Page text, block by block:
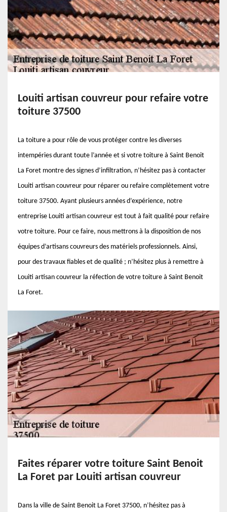
Louiti artisan couvreur pour refaire votre
toiture 37500
La toiture a pour rôle de vous protéger contre les diverses
intempéries durant toute l’année et si votre toiture à Saint Benoit
La Foret montre des signes d’infiltration, n’hésitez pas à contacter
Louiti artisan couvreur pour réparer ou refaire complètement votre
toiture 37500. Ayant plusieurs années d’expérience, notre
entreprise Louiti artisan couvreur est tout à fait qualité pour refaire
votre toiture. Pour ce faire, nous mettrons à la disposition de nos
équipes d’artisans couvreurs des matériels professionnels. Ainsi,
pour des travaux fiables et de qualité ; n’hésitez plus à remettre à
Louiti artisan couvreur la réfection de votre toiture à Saint Benoit
La Foret.
Faites réparer votre toiture Saint Benoit
La Foret par Louiti artisan couvreur
Dans la ville de Saint Benoit La Foret 37500, n’hésitez pas à